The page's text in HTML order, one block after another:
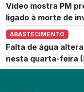
Vídeo mostra PM
ligado à morte de
ABASTECIMENTO
Falta de água
nesta quarta-feira